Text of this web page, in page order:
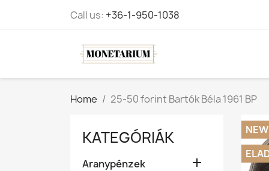
Call us: +36-1-950-1038
Home 25-50 forint Bartók Béla 1961 BP
KATEGÓRIÁK
Aranypénzek 
NEW